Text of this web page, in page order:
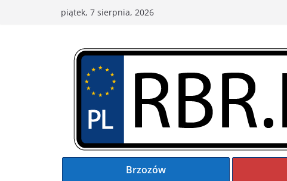
piątek, 7 sierpnia, 2026
Brzozów